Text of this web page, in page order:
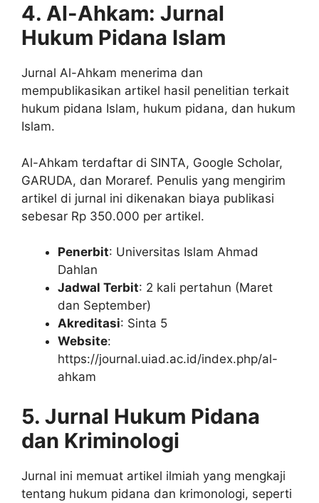
4. Al-Ahkam: Jurnal
Hukum Pidana Islam
Jurnal Al-Ahkam menerima dan
mempublikasikan artikel hasil penelitian terkait
hukum pidana Islam, hukum pidana, dan hukum
Islam.
Al-Ahkam terdaftar di SINTA, Google Scholar,
GARUDA, dan Moraref. Penulis yang mengirim
artikel di jurnal ini dikenakan biaya publikasi
sebesar Rp 350.000 per artikel.
Penerbit: Universitas Islam Ahmad
Dahlan
Jadwal Terbit: 2 kali pertahun (Maret
dan September)
Akreditasi: Sinta 5
Website:
https://journal.uiad.ac.id/index.php/al-
ahkam
5. Jurnal Hukum Pidana
dan Kriminologi
Jurnal ini memuat artikel ilmiah yang mengkaji
tentang hukum pidana dan krimonologi, seperti